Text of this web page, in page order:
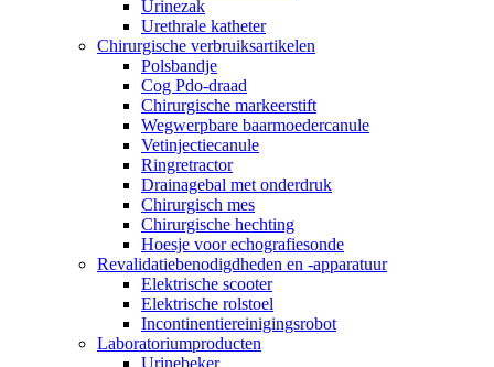
Urinezak
Urethrale katheter
Chirurgische verbruiksartikelen
Polsbandje
Cog Pdo-draad
Chirurgische markeerstift
Wegwerpbare baarmoedercanule
Vetinjectiecanule
Ringretractor
Drainagebal met onderdruk
Chirurgisch mes
Chirurgische hechting
Hoesje voor echografiesonde
Revalidatiebenodigdheden en -apparatuur
Elektrische scooter
Elektrische rolstoel
Incontinentiereinigingsrobot
Laboratoriumproducten
Urinebeker